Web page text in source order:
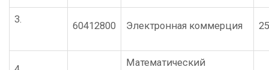
3.
60412800 Электронная коммерция
Математический